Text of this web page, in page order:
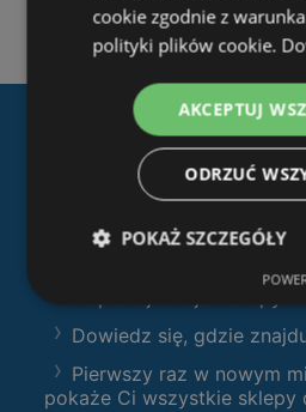
Pobierz
Filtruj sklepy według
Dowiedz się, gdzie
Pierwszy raz w nowym
pokaże Ci wszystkie sklepy
cookie zgodnie z
polityki plików cookie.
AKCEPTUJ
ODRZUĆ
POKAŻ SZCZEGÓŁY